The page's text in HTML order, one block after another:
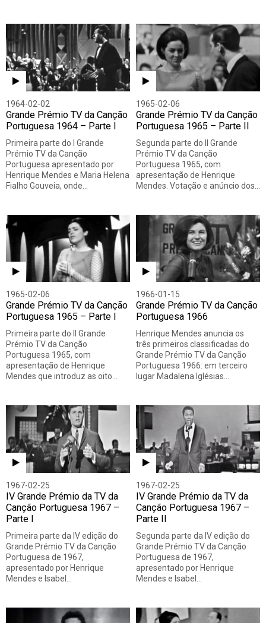
1964-02-02
Grande Prémio TV da Canção
Portuguesa 1964 – Parte I
Primeira parte do I Grande
Prémio TV da Canção
Portuguesa apresentado por
Henrique Mendes e Maria Helena
Fialho Gouveia, onde…
1965-02-06
Grande Prémio TV da Canção
Portuguesa 1965 – Parte II
Segunda parte do II Grande
Prémio TV da Canção
Portuguesa 1965, com
apresentação de Henrique
Mendes. Votação e anúncio dos…
1965-02-06
Grande Prémio TV da Canção
Portuguesa 1965 – Parte I
Primeira parte do II Grande
Prémio TV da Canção
Portuguesa 1965, com
apresentação de Henrique
Mendes que introduz as oito…
1966-01-15
Grande Prémio TV da Canção
Portuguesa 1966
Henrique Mendes anuncia os
três primeiros classificadas do
Grande Prémio TV da Canção
Portuguesa 1966: em terceiro
lugar Madalena Iglésias…
1967-02-25
IV Grande Prémio da TV da
Canção Portuguesa 1967 –
Parte I
Primeira parte da IV edição do
Grande Prémio TV da Canção
Portuguesa de 1967,
apresentado por Henrique
Mendes e Isabel…
1967-02-25
IV Grande Prémio da TV da
Canção Portuguesa 1967 –
Parte II
Segunda parte da IV edição do
Grande Prémio TV da Canção
Portuguesa de 1967,
apresentado por Henrique
Mendes e Isabel…